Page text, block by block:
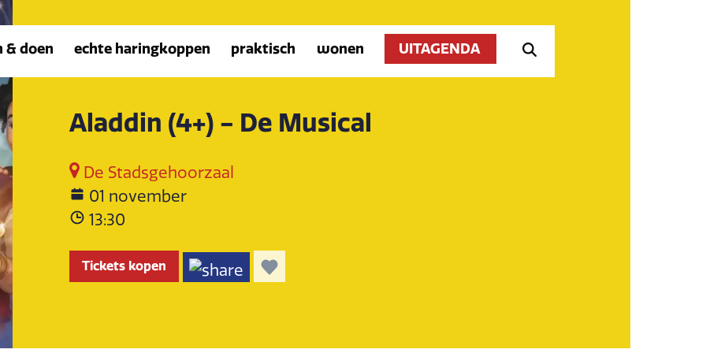
& doen echte haringkoppen praktisch wonen UITAGENDA
Aladdin (4+) - De Musical
De Stadsgehoorzaal
01 november
13:30
Tickets kopen